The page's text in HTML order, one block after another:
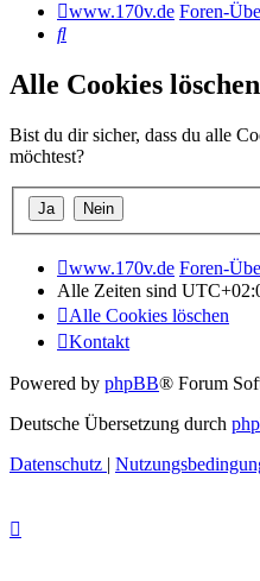
www.170v.de Foren-
Suche
Alle Cookies löschen
Bist du dir sicher, dass du alle
möchtest?
www.170v.de Foren-
Alle Zeiten sind
Alle Cookies löschen
Kontakt
Powered by phpBB® Forum
Deutsche Übersetzung durch
Datenschutz |